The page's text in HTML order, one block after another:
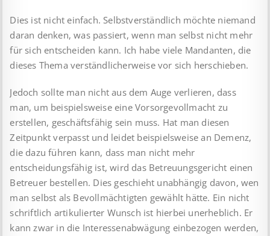
Dies ist nicht einfach. Selbstverständlich möchte niemand
daran denken, was passiert, wenn man selbst nicht mehr
für sich entscheiden kann. Ich habe viele Mandanten, die
dieses Thema verständlicherweise vor sich herschieben.
Jedoch sollte man nicht aus dem Auge verlieren, dass
man, um beispielsweise eine Vorsorgevollmacht zu
erstellen, geschäftsfähig sein muss. Hat man diesen
Zeitpunkt verpasst und leidet beispielsweise an Demenz,
die dazu führen kann, dass man nicht mehr
entscheidungsfähig ist, wird das Betreuungsgericht einen
Betreuer bestellen. Dies geschieht unabhängig davon, wen
man selbst als Bevollmächtigten gewählt hätte. Ein nicht
schriftlich artikulierter Wunsch ist hierbei unerheblich. Er
kann zwar in die Interessenabwägung einbezogen werden,